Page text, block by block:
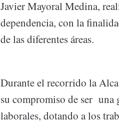
Javier Mayoral Medina,
dependencia, con la
de las diferentes áreas.
Durante el recorrido la
su compromiso de ser una
laborales, dotando a los